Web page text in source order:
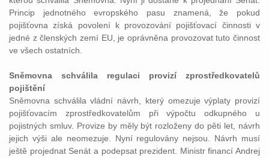
Princip jednotného evropského pasu znamená, že pokud
pojišťovna získá povolení k provozování pojišťovací činnosti v
jedné z členských zemí EU, je oprávněna provozovat tuto činnost
ve všech ostatních.
Sněmovna schválila regulaci provizí zprostředkovatelů
pojištění
Sněmovna schválila vládní návrh, který omezuje výplaty provizí
pojišťovacím zprostředkovatelům při výpočtu odkupného u
pojistných smluv. Provize by měly být rozloženy do pěti let, návrh
jejich výši ale neomezuje. Nyní regulovány nejsou. Návrh musí
ještě projednat Senát a podepsat prezident. Ministr financí Andrej